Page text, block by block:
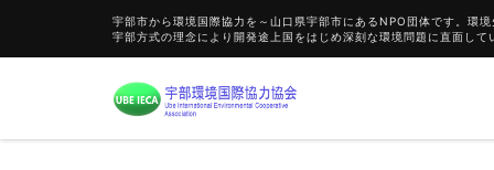
宇部市から環境国際協力を～山口県宇部市にあるNPO団体です。環
宇部方式の理念により開発途上国をはじめ深刻な環境問題に直面し
HOME Blog お知らせ